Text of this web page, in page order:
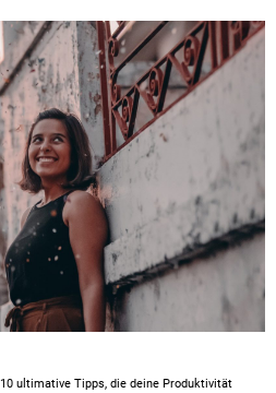
10 ultimative Tipps, die deine Produktivität